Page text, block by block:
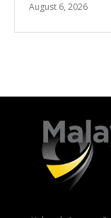
August 6, 2026